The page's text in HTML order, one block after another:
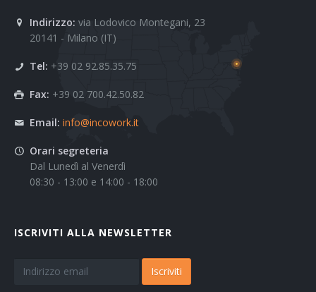
Indirizzo: via Lodovico Montegani, 23
20141 - Milano (IT)
Tel: +39 02 92.85.35.75
Fax: +39 02 700.42.50.82
Email: info@incowork.it
Orari segreteria
Dal Lunedì al Venerdì
08:30 - 13:00 e 14:00 - 18:00
ISCRIVITI ALLA NEWSLETTER
Iscriviti